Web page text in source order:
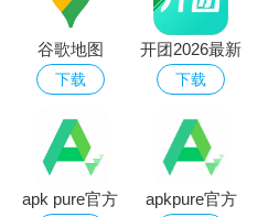
谷歌地图
google maps
版
下载
开团2026最新
版下载
下载
apk pure官方
apkpure官方